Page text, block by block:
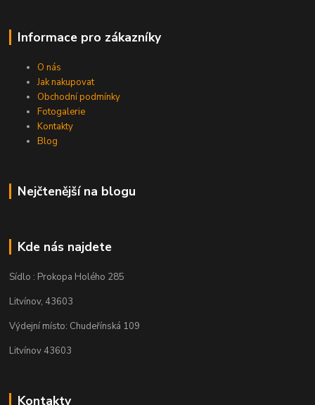
Informace pro zákazníky
O nás
Jak nakupovat
Obchodní podmínky
Fotogalerie
Kontakty
Blog
Nejčtenější na blogu
Kde nás najdete
Sídlo : Prokopa Holého 285
Litvínov, 43603
Výdejní místo: Chudeřínská 109
Litvínov 43603
Kontakty